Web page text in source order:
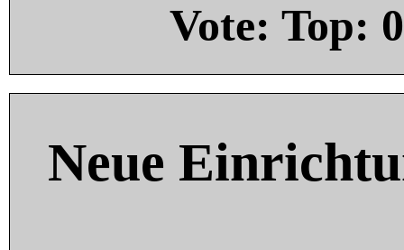
Vote: Top: 0
Neue